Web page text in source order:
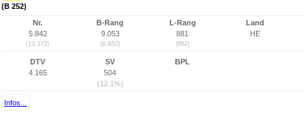
(B 252)
Nr.
5.842
(13.372)
B-Rang
9.053
(6.652)
L-Rang
881
(862)
Land
HE
DTV
4.165
SV
504
(12,1%)
BPL
Infos...